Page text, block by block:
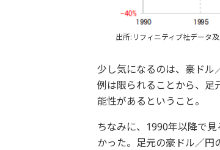
出所:リフィニティブ社データ
少し気になるのは、豪ドル
例は限られることから、足
能性があるということ。
ちなみに、1990年以降で
かった。足元の豪ドル／円